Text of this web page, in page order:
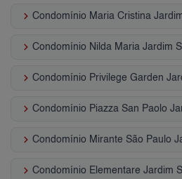
keyboard_arrow_right
keyboard_arrow_right
keyboard_arrow_right
keyboard_arrow_right
keyboard_arrow_right
keyboard_arrow_right